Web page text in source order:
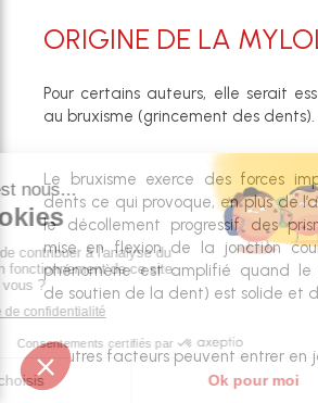
ORIGINE DE LA
Pour certains auteurs, elle serait
au bruxisme (grincement des dents).
Le bruxisme exerce des forces
dents ce qui provoque, en plus de
le décollement progressif des
mise en flexion de la jonction
phénomène est amplifié quand le
de soutien de la dent) est solide et
D’autres facteurs peuvent entrer en